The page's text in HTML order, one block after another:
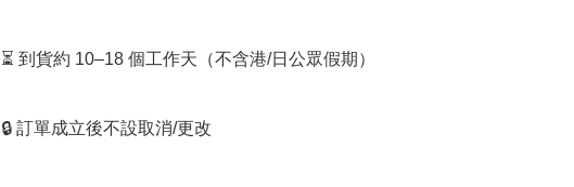
⏳ 到貨約 10–18 個工作天（不含港/日公眾假期）
🔒 訂單成立後不設取消/更改